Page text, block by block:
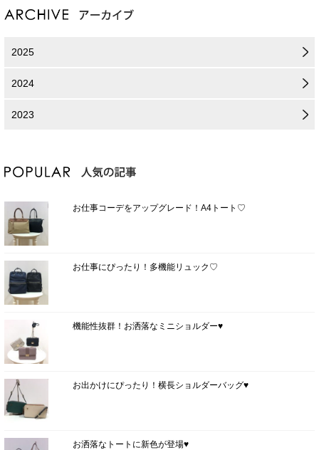
2025
2024
2023
お仕事コーデをアップグレード！A4トート♡
お仕事にぴったり！多機能リュック♡
機能性抜群！お洒落なミニショルダー♥
お出かけにぴったり！横長ショルダーバッグ♥
お洒落なトートに新色が登場♥